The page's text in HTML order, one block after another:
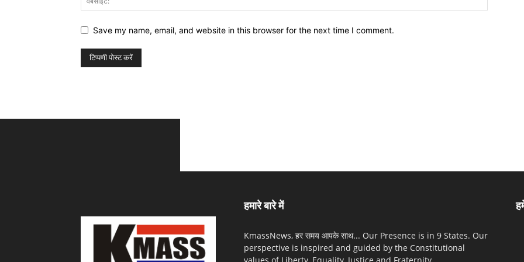
Save my name, email, and website in this browser for the next time I comment.
हमारे बारे में
KmassNews, हर समय आपके साथ... Our Presence is in 9 States. Our
perspective is inspired and guided by the Constitutional
values of Liberty, Equality, Justice and Fraternity.